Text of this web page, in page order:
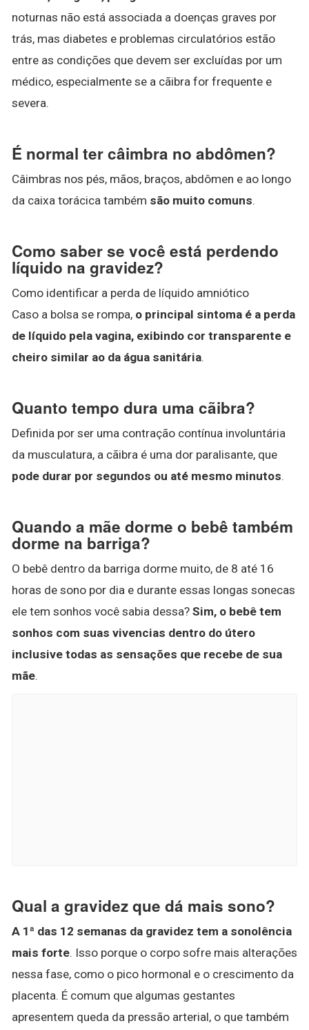
noturnas não está associada a doenças graves por
trás, mas diabetes e problemas circulatórios estão
entre as condições que devem ser excluídas por um
médico, especialmente se a cãibra for frequente e
severa.
É normal ter câimbra no abdômen?
Câimbras nos pés, mãos, braços, abdômen e ao longo
da caixa torácica também são muito comuns.
Como saber se você está perdendo
líquido na gravidez?
Como identificar a perda de líquido amniótico
Caso a bolsa se rompa, o principal sintoma é a perda
de líquido pela vagina, exibindo cor transparente e
cheiro similar ao da água sanitária.
Quanto tempo dura uma cãibra?
Definida por ser uma contração contínua involuntária
da musculatura, a cãibra é uma dor paralisante, que
pode durar por segundos ou até mesmo minutos.
Quando a mãe dorme o bebê também
dorme na barriga?
O bebê dentro da barriga dorme muito, de 8 até 16
horas de sono por dia e durante essas longas sonecas
ele tem sonhos você sabia dessa? Sim, o bebê tem
sonhos com suas vivencias dentro do útero
inclusive todas as sensações que recebe de sua
mãe.
Qual a gravidez que dá mais sono?
A 1ª das 12 semanas da gravidez tem a sonolência
mais forte. Isso porque o corpo sofre mais alterações
nessa fase, como o pico hormonal e o crescimento da
placenta. É comum que algumas gestantes
apresentem queda da pressão arterial, o que também